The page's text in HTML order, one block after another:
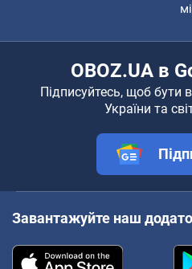
OBOZ.UA в
Підписуйтесь, щоб бути
України та
Завантажуйте наш